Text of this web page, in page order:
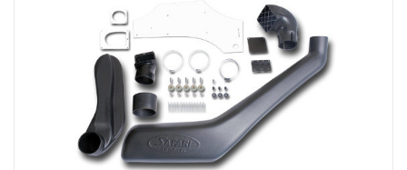
полиэтилена премиум класса для надежного
противостояния условиям бездорожья.